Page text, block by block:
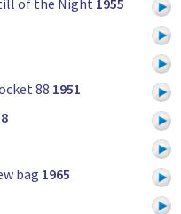
of the Night 1955
88 1951
bag 1965